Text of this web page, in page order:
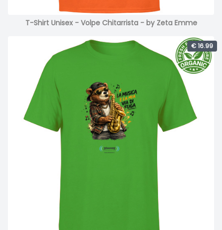
T-Shirt Unisex - Volpe Chitarrista - by Zeta Emme
€ 16.99